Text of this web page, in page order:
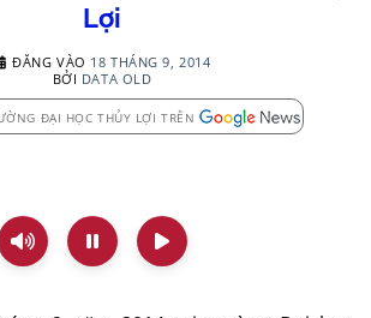
Lợi
ĐĂNG VÀO 18 THÁNG 9, 2014
BỞI DATA OLD
ĐẠI HỌC THỦY LỢI TRÊN